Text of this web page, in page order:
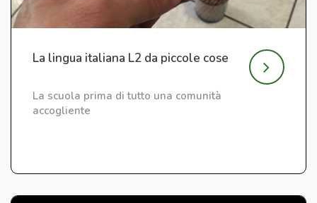
La lingua italiana L2 da piccole cose
La scuola prima di tutto una comunità
accogliente